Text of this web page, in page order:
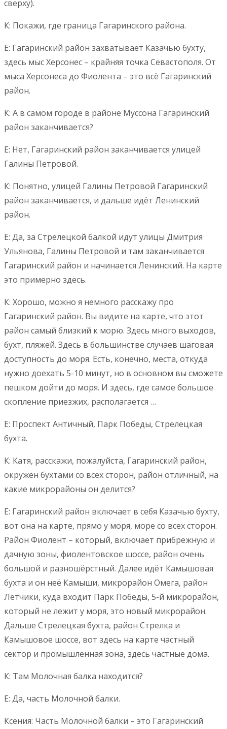
сверху).
К: Покажи, где граница Гагаринского района.
Е: Гагаринский район захватывает Казачью бухту,
здесь мыс Херсонес – крайняя точка Севастополя. От
мыса Херсонеса до Фиолента – это всё Гагаринский
район.
К: А в самом городе в районе Муссона Гагаринский
район заканчивается?
Е: Нет, Гагаринский район заканчивается улицей
Галины Петровой.
К: Понятно, улицей Галины Петровой Гагаринский
район заканчивается, и дальше идёт Ленинский
район.
Е: Да, за Стрелецкой балкой идут улицы Дмитрия
Ульянова, Галины Петровой и там заканчивается
Гагаринский район и начинается Ленинский. На карте
это примерно здесь.
К: Хорошо, можно я немного расскажу про
Гагаринский район. Вы видите на карте, что этот
район самый близкий к морю. Здесь много выходов,
бухт, пляжей. Здесь в большинстве случаев шаговая
доступность до моря. Есть, конечно, места, откуда
нужно доехать 5-10 минут, но в основном вы сможете
пешком дойти до моря. И здесь, где самое большое
скопление приезжих, располагается …
Е: Проспект Античный, Парк Победы, Стрелецкая
бухта.
К: Катя, расскажи, пожалуйста, Гагаринский район,
окружён бухтами со всех сторон, район отличный, на
какие микрорайоны он делится?
Е: Гагаринский район включает в себя Казачью бухту,
вот она на карте, прямо у моря, море со всех сторон.
Район Фиолент – который, включает прибрежную и
дачную зоны, фиолентовское шоссе, район очень
большой и разношёрстный. Далее идёт Камышовая
бухта и он неё Камыши, микрорайон Омега, район
Лётчики, куда входит Парк Победы, 5-й микрорайон,
который не лежит у моря, это новый микрорайон.
Дальше Стрелецкая бухта, район Стрелка и
Камышовое шоссе, вот здесь на карте частный
сектор и промышленная зона, здесь частные дома.
К: Там Молочная балка находится?
Е: Да, часть Молочной балки.
Ксения: Часть Молочной балки – это Гагаринский